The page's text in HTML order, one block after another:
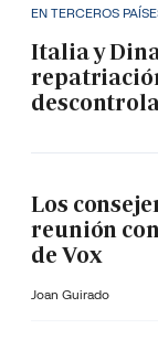
EN TERCEROS
Italia y
Los
reunión
de Vox
Joan Guirado